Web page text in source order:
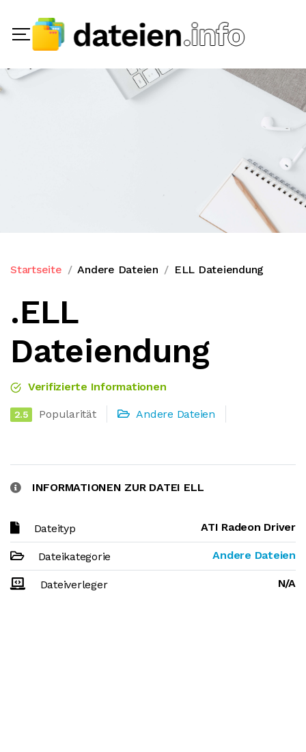
Startseite Andere Dateien ELL Dateiendung
.ELL
Dateiendung
Verifizierte Informationen
2.5 Popularität Andere Dateien
INFORMATIONEN ZUR DATEI ELL
Dateityp ATI Radeon Driver
Dateikategorie Andere Dateien
Dateiverleger N/A